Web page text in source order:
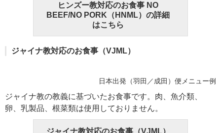
ヒンズー教対応のお食事 NO
BEEF/NO PORK（HNML）の詳細
はこちら
ジャイナ教対応のお食事（VJML）
日本出発（羽田／成田）便メニュー例
ジャイナ教の教義に基づいたお食事です。肉、魚介類、
卵、乳製品、根菜類は使用しておりません。